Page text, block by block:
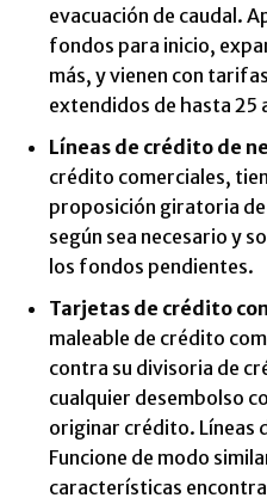
evacuación de caudal.
fondos para inicio,
más, y vienen con
extendidos de hasta 25
Líneas de crédito de
crédito comerciales,
proposición giratoria
según sea necesario y
los fondos pendientes.
Tarjetas de crédito
maleable de crédito
contra su divisoria de
cualquier desembolso
originar crédito. Líneas
Funcione de modo
características